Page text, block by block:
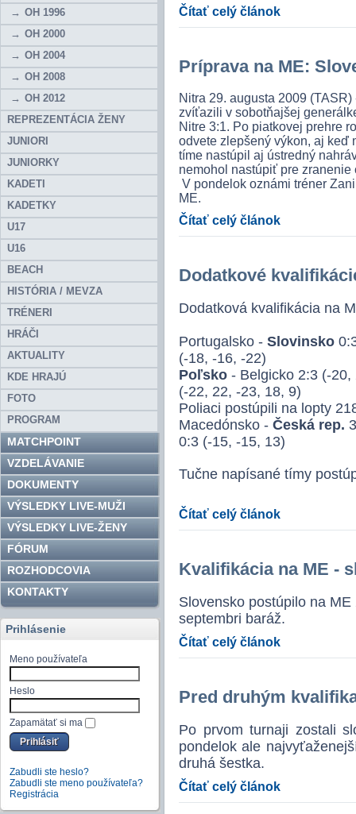
OH 1996
OH 2000
OH 2004
OH 2008
OH 2012
REPREZENTÁCIA ŽENY
JUNIORI
JUNIORKY
KADETI
KADETKY
U17
U16
BEACH
HISTÓRIA / MEVZA
TRÉNERI
HRÁČI
AKTUALITY
KDE HRAJÚ
FOTO
PROGRAM
MATCHPOINT
VZDELÁVANIE
DOKUMENTY
VÝSLEDKY LIVE-MUŽI
VÝSLEDKY LIVE-ŽENY
FÓRUM
ROZHODCOVIA
KONTAKTY
Prihlásenie
Meno používateľa
Heslo
Zapamätať si ma
Zabudli ste heslo?
Zabudli ste meno používateľa?
Registrácia
Čítať celý článok
Príprava na ME:
Nitra 29. augusta 2009
zvíťazili v sobotňajšej
Nitre 3:1. Po piatkovej prehre
odvete zlepšený výkon, aj keď
tíme nastúpil aj ústredný
nemohol nastúpiť pre zranenie
V pondelok oznámi tréner
ME.
Čítať celý článok
Dodatkové
Dodatková kvalifikácia na
Portugalsko - Slovinsko
(-18, -16, -22)
Poľsko - Belgicko 2:3 (-
(-22, 22, -23, 18, 9)
Poliaci postúpili na lopty
Macedónsko - Česká rep.
0:3 (-15, -15, 13)
Tučne napísané tímy
Čítať celý článok
Kvalifikácia na ME -
Slovensko postúpilo na
septembri baráž.
Čítať celý článok
Pred druhým
Po prvom turnaji zostali
pondelok ale
druhá šestka.
Čítať celý článok